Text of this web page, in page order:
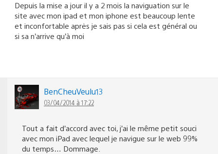
Depuis la mise a jour il y a 2 mois la naviguation sur le
site avec mon ipad et mon iphone est beaucoup lente
et inconfortable aprės je sais pas si cela est général ou
si sa n’arrive qu’à moi
BenCheuVeulu13
03/04/2014 à 17:22
Tout a fait d’accord avec toi, j’ai le même petit souci
avec mon iPad avec lequel je navigue sur le web 99%
du temps… Dommage.